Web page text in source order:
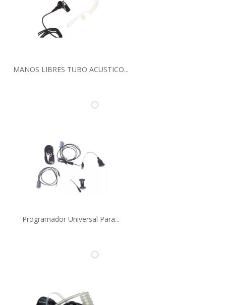
MANOS LIBRES TUBO ACUSTICO...
Programador Universal Para...